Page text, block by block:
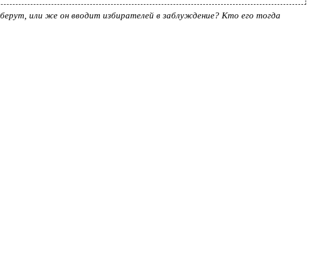
или же он вводит избирателей в заблуждение? Кто его тогда